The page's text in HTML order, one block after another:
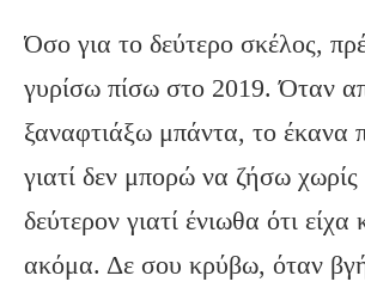
Όσο για το δεύτερο σκέλος,
γυρίσω πίσω στο 2019. Όταν
ξαναφτιάξω μπάντα, το έκανα
γιατί δεν μπορώ να ζήσω
δεύτερον γιατί ένιωθα ότι
ακόμα. Δε σου κρύβω, όταν